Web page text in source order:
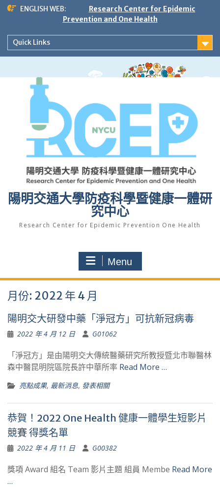
Skip
ENGLISH WEB:
Research Center for Epidemic
Prevention and One Health
Quick Links
陽明交通大學防疫科學暨健康一體研
究中心
Research Center for Epidemic Prevention One Health
Menu
月份: 2022 年 4 月
陽明交大研發中藥「淨冠方」可抗新冠病毒
2022 年 4 月 12 日 G01062
「淨冠方」是由陽明交大傳統醫藥研究所教授暨北市聯醫林
森中醫昆明院區院長許中華所率 Read More …
亮點成果, 最新消息, 發表相關
恭賀！2022 One Health 健康一體學生短影片
競賽 得獎名單
2022 年 4 月 11 日 G00382
獎項 Award 組名 Team 影片主題 組員 Membe Read More
…